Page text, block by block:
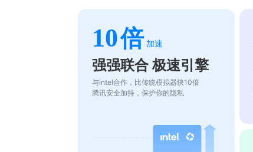
10倍 加速
强强联合 极速引擎
与intel合作，比传统模拟器快10倍
腾讯安全加持，保护你的隐私